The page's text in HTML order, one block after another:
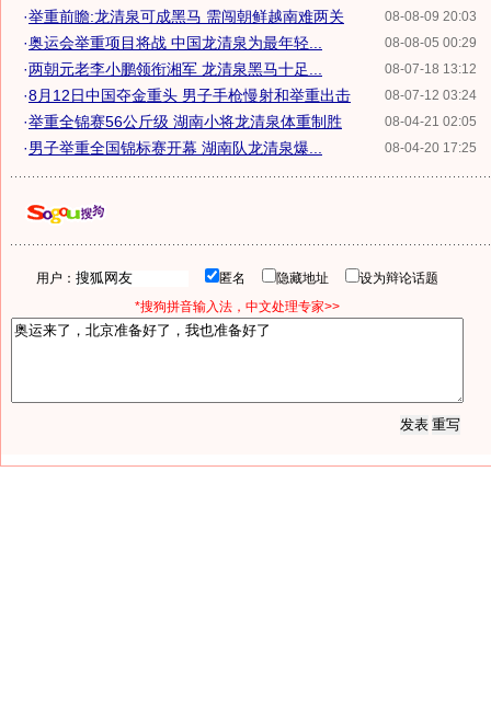
08-08-09 20:03
·举重前瞻:龙清泉可成黑马 需闯朝鲜越南难两关
08-08-05 00:29
·奥运会举重项目将战 中国龙清泉为最年轻...
08-07-18 13:12
·两朝元老李小鹏领衔湘军 龙清泉黑马十足...
08-07-12 03:24
·8月12日中国夺金重头 男子手枪慢射和举重出击
08-04-21 02:05
·举重全锦赛56公斤级 湖南小将龙清泉体重制胜
08-04-20 17:25
·男子举重全国锦标赛开幕 湖南队龙清泉爆...
用户： 匿名 隐藏地址
设为辩论话题
*搜狗拼音输入法，中文处理专家>>